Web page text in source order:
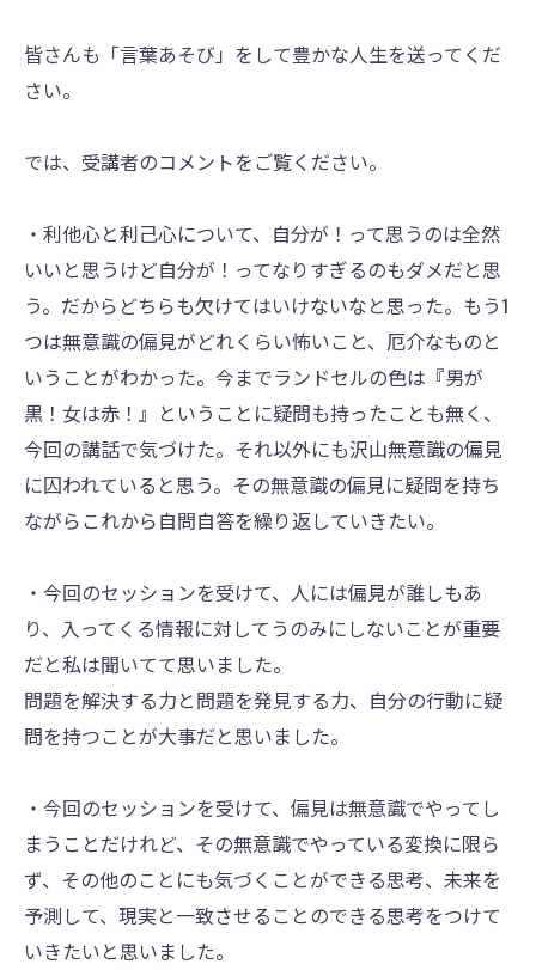
皆さんも「言葉あそび」をして豊かな人生を送ってくだ
さい。
では、受講者のコメントをご覧ください。
・利他心と利己心について、自分が！って思うのは全然
いいと思うけど自分が！ってなりすぎるのもダメだと思
う。だからどちらも欠けてはいけないなと思った。もう1
つは無意識の偏見がどれくらい怖いこと、厄介なものと
いうことがわかった。今までランドセルの色は『男が
黒！女は赤！』ということに疑問も持ったことも無く、
今回の講話で気づけた。それ以外にも沢山無意識の偏見
に囚われていると思う。その無意識の偏見に疑問を持ち
ながらこれから自問自答を繰り返していきたい。
・今回のセッションを受けて、人には偏見が誰しもあ
り、入ってくる情報に対してうのみにしないことが重要
だと私は聞いてて思いました。
問題を解決する力と問題を発見する力、自分の行動に疑
問を持つことが大事だと思いました。
・今回のセッションを受けて、偏見は無意識でやってし
まうことだけれど、その無意識でやっている変換に限ら
ず、その他のことにも気づくことができる思考、未来を
予測して、現実と一致させることのできる思考をつけて
いきたいと思いました。